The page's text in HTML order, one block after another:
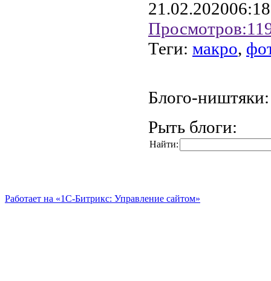
21.02.202006:18
Просмотров:
Теги: макро,
Блого-ништяки:
Рыть блоги:
Найти:
Работает на «1С-Битрикс: Управление сайтом»